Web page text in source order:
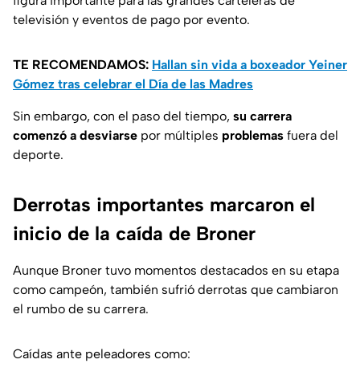
televisión y eventos de pago por evento.
TE RECOMENDAMOS: Hallan sin vida a boxeador Yeiner
Gómez tras celebrar el Día de las Madres
Sin embargo, con el paso del tiempo, su carrera
comenzó a desviarse por múltiples problemas fuera del
deporte.
Derrotas importantes marcaron el
inicio de la caída de Broner
Aunque Broner tuvo momentos destacados en su etapa
como campeón, también sufrió derrotas que cambiaron
el rumbo de su carrera.
Caídas ante peleadores como: